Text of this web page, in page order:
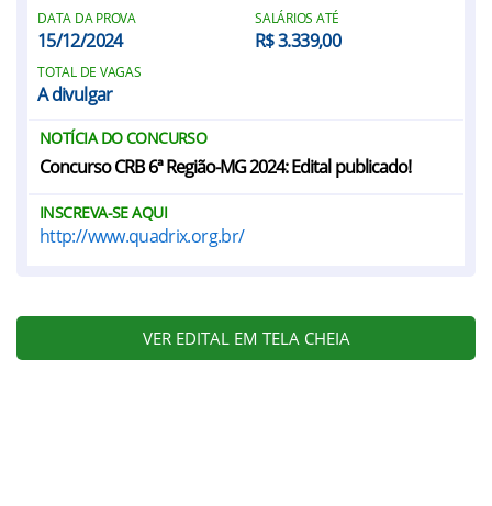
DATA DA PROVA
15/12/2024
SALÁRIOS ATÉ
R$ 3.339,00
TOTAL DE VAGAS
A divulgar
NOTÍCIA DO CONCURSO
Concurso CRB 6ª Região-MG 2024: Edital publicado!
INSCREVA-SE AQUI
http://www.quadrix.org.br/
VER EDITAL EM TELA CHEIA